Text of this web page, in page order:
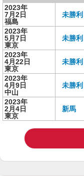
2023年
7月2日
福島
未勝利
2023年
5月7日
東京
未勝利
2023年
4月22日
東京
未勝利
2023年
4月9日
中山
未勝利
2023年
2月4日
東京
新馬